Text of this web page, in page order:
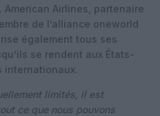
American Airlines, partenaire
de l’alliance oneworld
également tous ses
se rendent aux États-
internationaux.
limités, il est
ce que nous pouvons